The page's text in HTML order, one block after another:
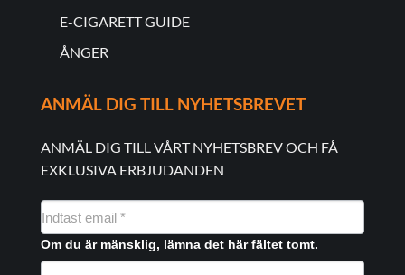
E-CIGARETT GUIDE
ÅNGER
ANMÄL DIG TILL NYHETSBREVET
ANMÄL DIG TILL VÅRT NYHETSBREV OCH FÅ
EXKLUSIVA ERBJUDANDEN
NYHEDSMAIL
FORMULAR
Om du är mänsklig, lämna det här fältet tomt.